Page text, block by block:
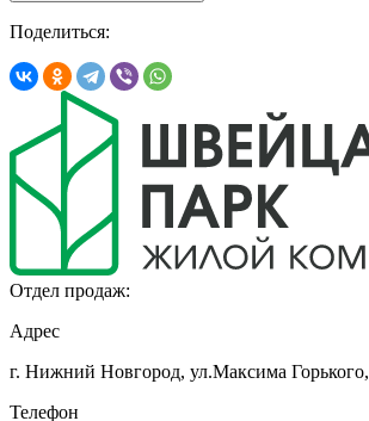
Поделиться:
Отдел продаж:
Адрес
г. Нижний Новгород, ул.Максима Горького,
Телефон